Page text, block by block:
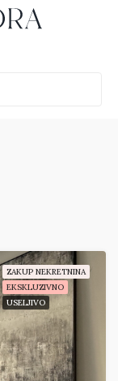
ZAKUP NEKRETNINA
EKSKLUZIVNO
USELJIVO